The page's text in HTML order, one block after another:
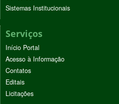
Sistemas Institucionais
Serviços
Início Portal
Acesso à Informação
Contatos
Editais
Licitações